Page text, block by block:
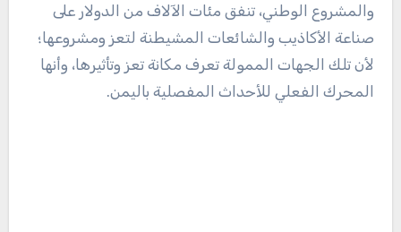
والمشروع الوطني، تنفق مئات الآلاف من الدولار على
صناعة الأكاذيب والشائعات المشيطنة لتعز ومشروعها؛
لأن تلك الجهات الممولة تعرف مكانة تعز وتأثيرها، وأنها
المحرك الفعلي للأحداث المفصلية باليمن.